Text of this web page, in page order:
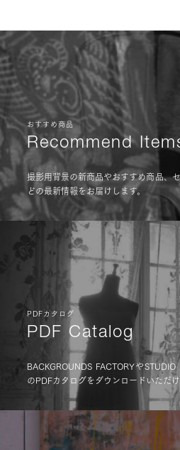
おすすめ商品
Recommend
撮影用背景の新商品やおすすめ商品、
どの最新情報をお届けします。
PDFカタログ
PDF Catalog
BACKGROUNDS FACTORYや
のPDFカタログをダウンロードいただ